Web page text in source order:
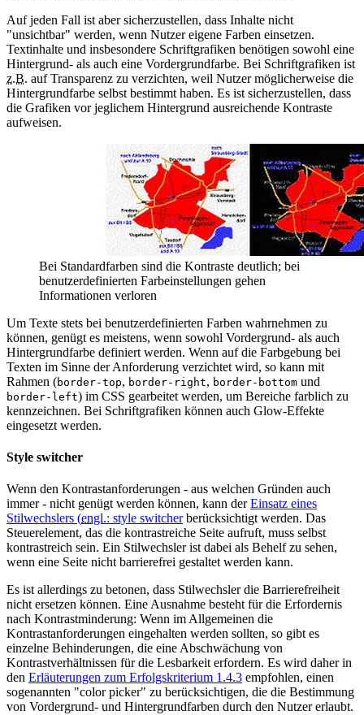
Auf jeden Fall ist aber sicherzustellen, dass Inhalte nicht
"unsichtbar" werden, wenn Nutzer eigene Farben einsetzen.
Textinhalte und insbesondere Schriftgrafiken benötigen sowohl eine
Hintergrund- als auch eine Vordergrundfarbe. Bei Schriftgrafiken ist
z.B. auf Transparenz zu verzichten, weil Nutzer möglicherweise die
Hintergrundfarbe selbst bestimmt haben. Es ist sicherzustellen, dass
die Grafiken vor jeglichem Hintergrund ausreichende Kontraste
aufweisen.
Bei Standardfarben sind die Kontraste deutlich; bei
benutzerdefinierten Farbeinstellungen gehen
Informationen verloren
Um Texte stets bei benutzerdefinierten Farben wahrnehmen zu
können, genügt es meistens, wenn sowohl Vordergrund- als auch
Hintergrundfarbe definiert werden. Wenn auf die Farbgebung bei
Texten im Sinne der Anforderung verzichtet wird, so kann mit
Rahmen (border-top, border-right, border-bottom und
border-left) im CSS gearbeitet werden, um Bereiche farblich zu
kennzeichnen. Bei Schriftgrafiken können auch Glow-Effekte
eingesetzt werden.
Style switcher
Wenn den Kontrastanforderungen - aus welchen Gründen auch
immer - nicht genügt werden können, kann derEinsatz eines
Stilwechslers (engl.: style switcherberücksichtigt werden. Das
Steuerelement, das die kontrastreiche Seite aufruft, muss selbst
kontrastreich sein. Ein Stilwechsler ist dabei als Behelf zu sehen,
wenn eine Seite nicht barrierefrei gestaltet werden kann.
Es ist allerdings zu betonen, dass Stilwechsler die Barrierefreiheit
nicht ersetzen können. Eine Ausnahme besteht für die Erfordernis
nach Kontrastminderung: Wenn im Allgemeinen die
Kontrastanforderungen eingehalten werden sollten, so gibt es
einzelne Behinderungen, die eine Abschwächung von
Kontrastverhältnissen für die Lesbarkeit erfordern. Es wird daher in
den Erläuterungen zum Erfolgskriterium 1.4.3 empfohlen, einen
sogenannten "color picker" zu berücksichtigen, die die Bestimmung
von Vordergrund- und Hintergrundfarben durch den Nutzer erlaubt.